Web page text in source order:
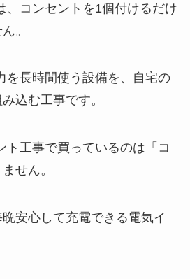
、コンセントを1個付けるだけ
。
を長時間使う設備を、自宅の
込む工事です。
ト工事で買っているのは「コ
せん。
安心して充電できる電気イ